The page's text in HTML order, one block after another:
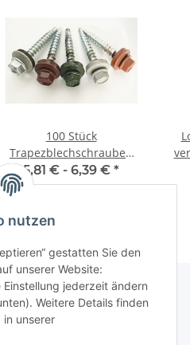
100 Stück
Trapezblechschrauben
4,8x35 mm
Weißaluminium RAL
5,81 € - 6,39 € *
nutzen
gestatten Sie den
unserer Website:
jederzeit ändern
Weitere Details finden
in unserer